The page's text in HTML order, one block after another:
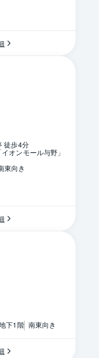
徒歩4分
オンモール与野」
東向き
下1階 南東向き